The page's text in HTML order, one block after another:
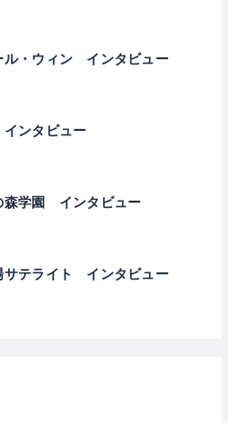
ル・ウィン インタビュー
ンタビュー
森学園 インタビュー
サテライト インタビュー